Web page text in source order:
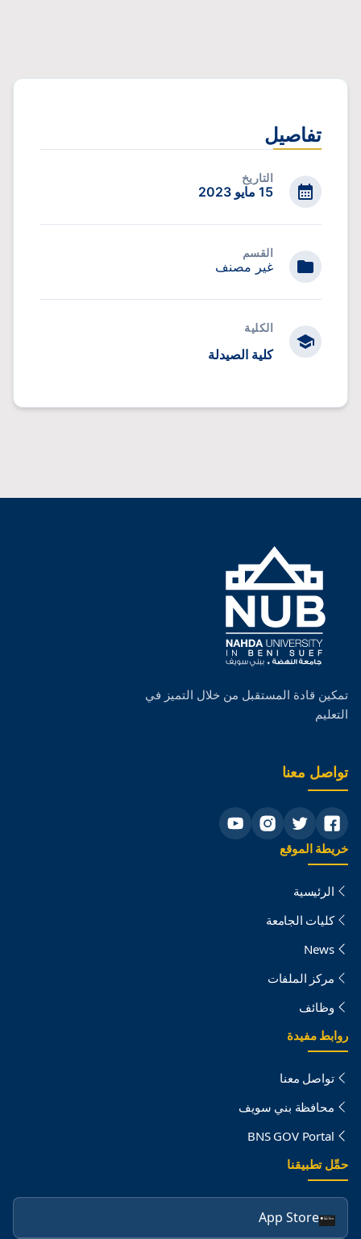
تفاصيل
التاريخ
15 مايو 2023
القسم
غير مصنف
الكلية
كلية الصيدلة
تمكين قادة المستقبل من خلال التميز في
التعليم
تواصل معنا
خريطة الموقع
الرئيسية
كليات الجامعة
News
مركز الملفات
وظائف
روابط مفيدة
تواصل معنا
محافظة بني سويف
BNS GOV Portal
حمِّل تطبيقنا
App Store